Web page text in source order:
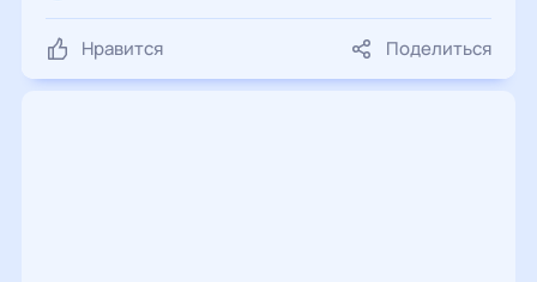
Нравится Поделиться